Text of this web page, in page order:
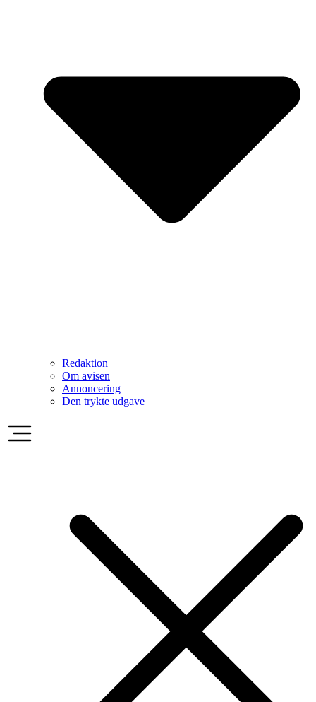
Redaktion
Om avisen
Annoncering
Den trykte udgave